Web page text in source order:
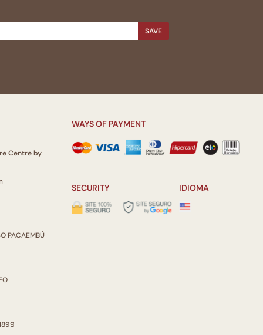
SAVE
Centre by
PACAEMBÚ
WAYS OF PAYMENT
SECURITY IDIOMA